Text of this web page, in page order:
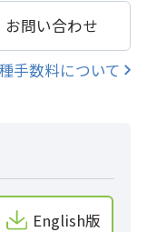
お問い合わせ
手数料について
English版